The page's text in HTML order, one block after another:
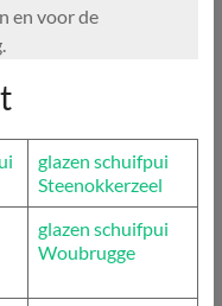
en voor de
glazen schuifpui
Steenokkerzeel
glazen schuifpui
Woubrugge